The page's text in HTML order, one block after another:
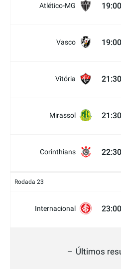
Atlético-MG 19:00
Vasco 19:00
Vitória 21:30
Mirassol 21:30
Corinthians 22:30
Rodada 23
Internacional 23:00
Últimos